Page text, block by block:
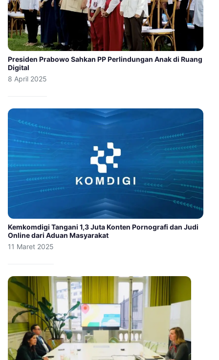
Presiden Prabowo Sahkan PP Perlindungan Anak di Ruang
Digital
8 April 2025
Kemkomdigi Tangani 1,3 Juta Konten Pornografi dan Judi
Online dari Aduan Masyarakat
11 Maret 2025